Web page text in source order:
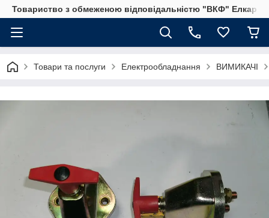
Товариство з обмеженою відповідальністю "ВКФ" Елкар"
Товари та послуги Електрообладнання ВИМИКАЧІ